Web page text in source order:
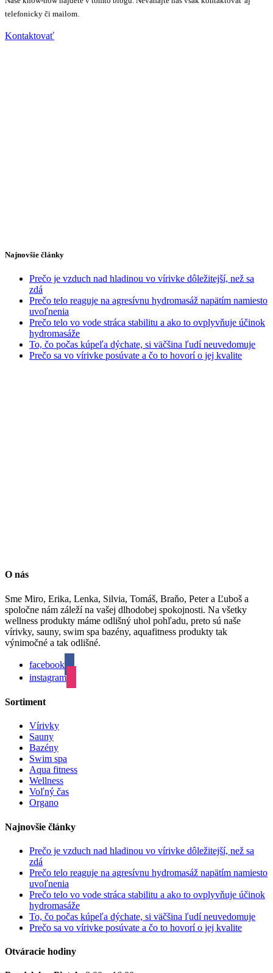
telefonicky či mailom.
Kontaktovať
Najnovšie články
Prečo je vzduch nad hladinou vo vírivke dôležitejší, než sa
zdá
Prečo telo reaguje na agresívnu hydromasáž napätím namiesto
uvoľnenia
Prečo telo vo vode stráca stabilitu a ako to ovplyvňuje účinok
hydromasáže
To, čo počas kúpeľa dýchate, si väčšina ľudí neuvedomuje
Prečo sa vo vírivke posúvate a čo to hovorí o jej kvalite
O nás
Sme Miro, Erika, Lenka, Silvia, Tomáš, Braňo, Peter a Ľuboš a
spoločne nám záleží na vašej dlhodobej spokojnosti. Na všetky
wellness produkty máme odlišný uhol pohľadu, preto sú naše
vírivky, sauny, swim spa bazény, aquafitness produkty tak
výnimočné a tak odlišné.
facebook
instagram
Sortiment
Vírivky
Sauny
Bazény
Swim spa
Aqua fitness
Wellness
Voľný čas
Organo
Najnovšie články
Prečo je vzduch nad hladinou vo vírivke dôležitejší, než sa
zdá
Prečo telo reaguje na agresívnu hydromasáž napätím namiesto
uvoľnenia
Prečo telo vo vode stráca stabilitu a ako to ovplyvňuje účinok
hydromasáže
To, čo počas kúpeľa dýchate, si väčšina ľudí neuvedomuje
Prečo sa vo vírivke posúvate a čo to hovorí o jej kvalite
Otváracie hodiny